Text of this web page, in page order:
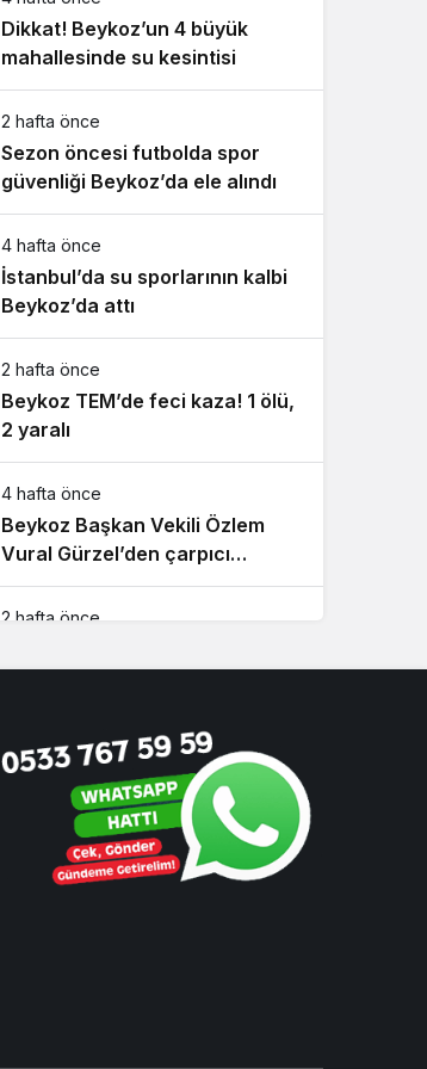
Dikkat! Beykoz’un 4 büyük
mahallesinde su kesintisi
2 hafta önce
Sezon öncesi futbolda spor
güvenliği Beykoz’da ele alındı
4 hafta önce
İstanbul’da su sporlarının kalbi
Beykoz’da attı
2 hafta önce
Beykoz TEM’de feci kaza! 1 ölü,
2 yaralı
4 hafta önce
Beykoz Başkan Vekili Özlem
Vural Gürzel’den çarpıcı
açıklamalar!
2 hafta önce
4 hafta önce
Beykoz Davası’nda ara karar!
Köseler’in tutukluluk hali devam